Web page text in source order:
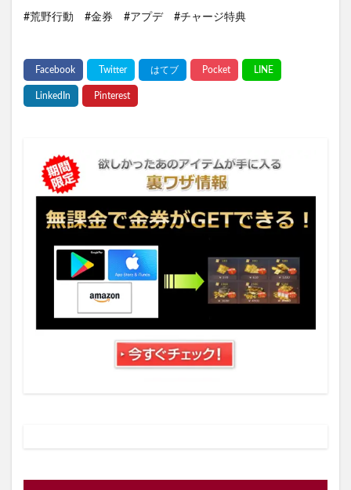
#荒野行動 #金券 #アプデ #チャージ特典